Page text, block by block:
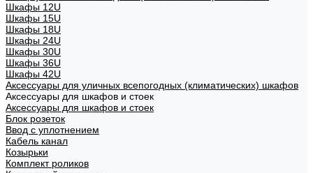
Шкафы 12U
Шкафы 15U
Шкафы 18U
Шкафы 24U
Шкафы 30U
Шкафы 36U
Шкафы 42U
Аксессуары для уличных всепогодных (климатических) шкафов
Аксессуары для шкафов и стоек
Аксессуары для шкафов и стоек
Блок розеток
Ввод с уплотнением
Кабель канал
Козырьки
Комплект роликов